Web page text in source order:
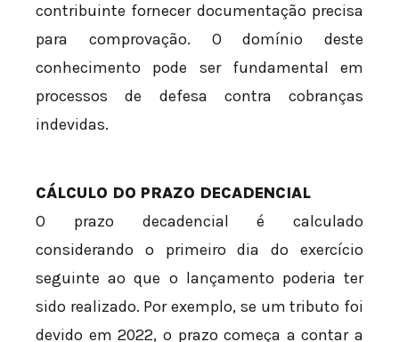
contribuinte fornecer documentação precisa
para comprovação. O domínio deste
conhecimento pode ser fundamental em
processos de defesa contra cobranças
indevidas.
CÁLCULO DO PRAZO DECADENCIAL
O prazo decadencial é calculado
considerando o primeiro dia do exercício
seguinte ao que o lançamento poderia ter
sido realizado. Por exemplo, se um tributo foi
devido em 2022, o prazo começa a contar a